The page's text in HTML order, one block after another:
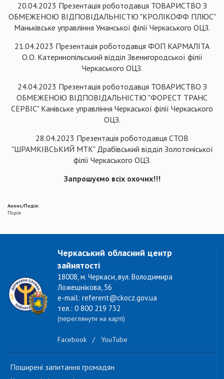
20.04.2023 Презентація роботодавця ТОВАРИСТВО З
ОБМЕЖЕНОЮ ВІДПОВІДАЛЬНІСТЮ "КРОЛІКОФФ ПЛЮС"
Маньківське управління Уманської філії Черкаського ОЦЗ.
21.04.2023 Презентація роботодавця ФОП КАРМАЛІТА
О.О. Катеринопільський відділ Звенигородської філії
Черкаського ОЦЗ.
24.04.2023 Презентація роботодавця ТОВАРИСТВО З
ОБМЕЖЕНОЮ ВIДПОВIДАЛЬНIСТЮ "ФОРЕСТ ТРАНС
СЕРВІС" Канівське управління Черкаської філії Черкаського
ОЦЗ.
28.04.2023 Презентація роботодавця СТОВ
"ШРАМКІВСЬКИЙ МТК" Драбівський відділ Золотоніської
філії Черкаського ОЦЗ.
Запрошуємо всіх охочих!!!
Анонс/Подія:
Подія
Черкаський обласний центр
зайнятості
18008, м. Черкаси, вул. Володимира
Ложешнікова, 56
e-mail: referent@ckocz.gov.ua
тел.: 0 800 219 732
(переглянути на карті)
Facebook / YouTube
Поширені запитання громадян